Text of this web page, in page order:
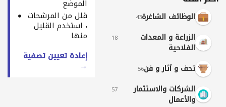
الوظائف الشاغرة43
الزراعة و المعدات
الفلاحية
18
تحف و آثار و فن56
الشركات والاستثمار
والأعمال
57
الموضع
قلل من المرشحات
، استخدم القليل
منها
إعادة تعيين تصفية
→